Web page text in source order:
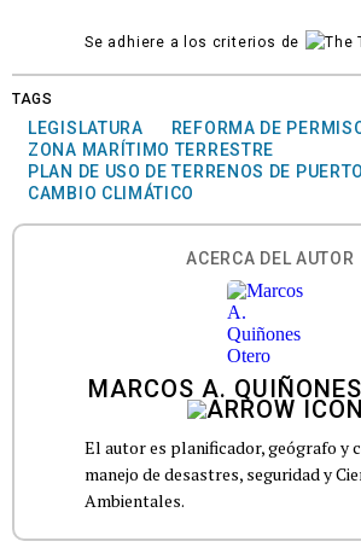
Se adhiere a los criterios de
TAGS
LEGISLATURA
REFORMA DE
ZONA MARÍTIMO TERRESTRE
PLAN DE USO DE TERRENOS DE
CAMBIO CLIMÁTICO
ACERCA DEL AUTOR
MARCOS A.
El autor es planificador, geógrafo y
manejo de desastres, seguridad y
Ambientales.